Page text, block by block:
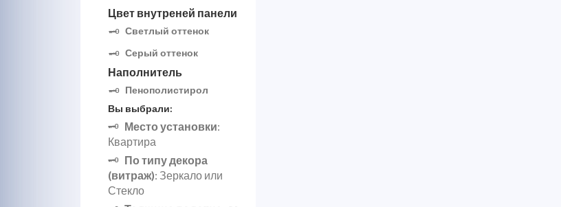
Цвет внутреней панели
Светлый оттенок
Серый оттенок
Наполнитель
Пенополистирол
Вы выбрали:
Место установки:
Квартира
По типу декора
(витраж): Зеркало или
Стекло